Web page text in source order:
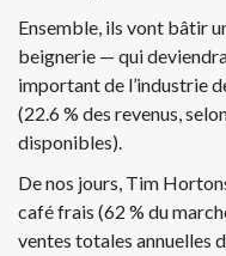
Ensemble, ils vont bâtir
beignerie — qui
important de l’industrie
(22.6 % des revenus,
disponibles).
De nos jours, Tim
café frais (62 % du
ventes totales annuelles